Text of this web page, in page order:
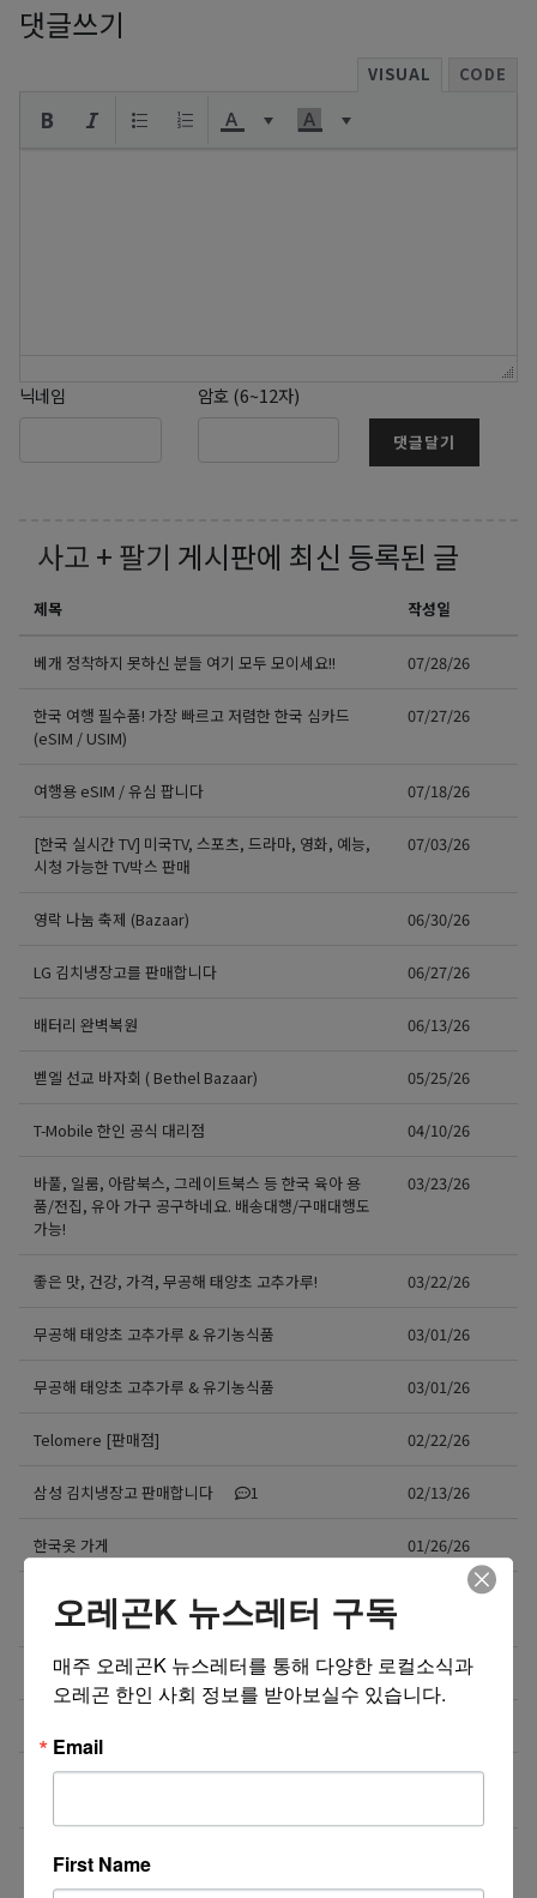
댓글쓰기
VISUAL CODE
닉네임 암호 (6~12자)
댓글달기
사고 + 팔기 게시판에 최신 등록된 글
제목 작성일
베개 정착하지 못하신 분들 여기 모두 모이세요!! 07/28/26
한국 여행 필수품! 가장 빠르고 저렴한 한국 심카드
(eSIM / USIM)
07/27/26
여행용 eSIM / 유심 팝니다 07/18/26
[한국 실시간 TV] 미국TV, 스포츠, 드라마, 영화, 예능,
시청 가능한 TV박스 판매
07/03/26
영락 나눔 축제 (Bazaar) 06/30/26
LG 김치냉장고를 판매합니다 06/27/26
배터리 완벽복원 06/13/26
벧엘 선교 바자회 ( Bethel Bazaar) 05/25/26
T-Mobile 한인 공식 대리점 04/10/26
바풀, 일룸, 아람북스, 그레이트북스 등 한국 육아 용
품/전집, 유아 가구 공구하네요. 배송대행/구매대행도
가능!
03/23/26
좋은 맛, 건강, 가격, 무공해 태양초 고추가루! 03/22/26
무공해 태양초 고추가루 & 유기농식품 03/01/26
무공해 태양초 고추가루 & 유기농식품 03/01/26
Telomere [판매점] 02/22/26
삼성 김치냉장고 판매합니다 1 02/13/26
한국옷 가게 01/26/26
가정용 승압 변압기 (한국제품 미국에서 사용) – 중고
2
Caresys 마사지의자 판매합니다 12/29/25
숨은 비용 0원! 월 $249로 가족6명, 처방약 1,000종까
11/21/25
더보기 >>
오레곤K 뉴스레터 구독
매주 오레곤K 뉴스레터를 통해 다양한 로컬소식과
오레곤 한인 사회 정보를 받아보실수 있습니다.
Email
First Name